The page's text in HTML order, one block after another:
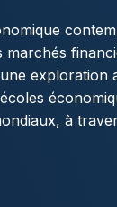
à